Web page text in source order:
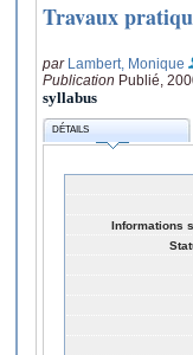
Travaux
par Lambert, Monique
Publication Publié,
syllabus
DÉTAILS
Informations